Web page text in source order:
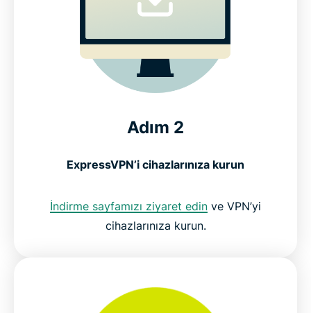
Adım 2
ExpressVPN’i cihazlarınıza kurun
İndirme sayfamızı ziyaret edin ve VPN’yi
cihazlarınıza kurun.